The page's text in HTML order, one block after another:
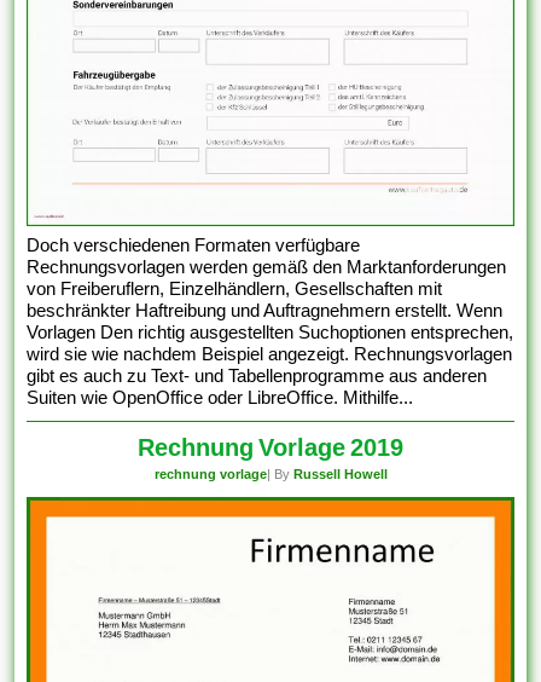
Doch verschiedenen Formaten verfügbare
Rechnungsvorlagen werden gemäß den Marktanforderungen
von Freiberuflern, Einzelhändlern, Gesellschaften mit
beschränkter Haftreibung und Auftragnehmern erstellt. Wenn
Vorlagen Den richtig ausgestellten Suchoptionen entsprechen,
wird sie wie nachdem Beispiel angezeigt. Rechnungsvorlagen
gibt es auch zu Text- und Tabellenprogramme aus anderen
Suiten wie OpenOffice oder LibreOffice. Mithilfe...
Rechnung Vorlage 2019
rechnung vorlage| By Russell Howell